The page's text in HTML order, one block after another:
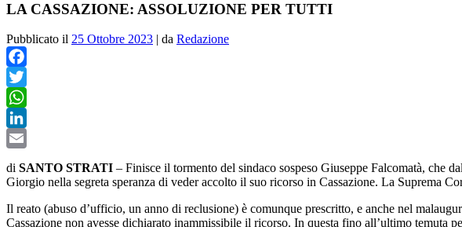
LA CASSAZIONE: ASSOLUZIONE PER TUTTI
Pubblicato il 25 Ottobre 2023 | da Redazione
Facebook
Twitter
WhatsApp
LinkedIn
di SANTO STRATI – Finisce il tormento del sindaco sospeso Giuseppe Falcomatà, che
Giorgio nella segreta speranza di veder accolto il suo ricorso in Cassazione. La Suprema
Il reato (abuso d’ufficio, un anno di reclusione) è comunque prescritto, e anche nel
Cassazione non avesse dichiarato inammissibile il ricorso. In questa fino all’ultimo temuta